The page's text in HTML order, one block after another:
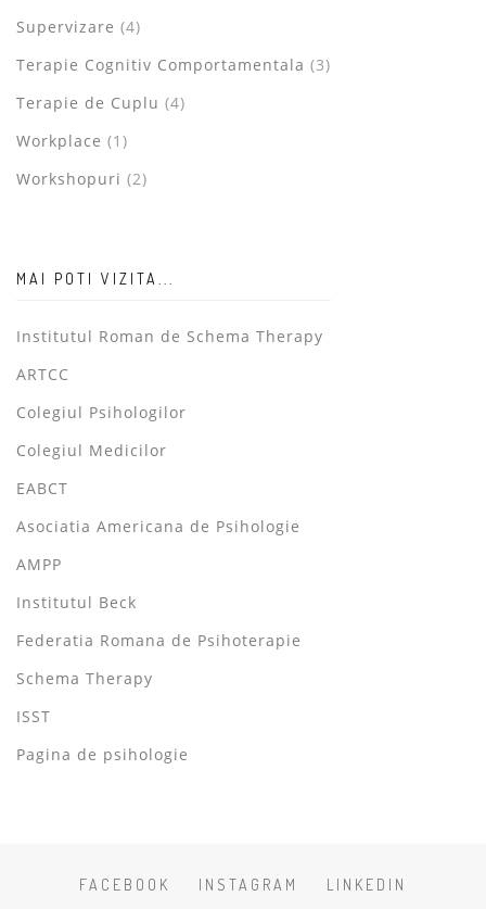
Supervizare (4)
Terapie Cognitiv Comportamentala (3)
Terapie de Cuplu (4)
Workplace (1)
Workshopuri (2)
MAI POTI VIZITA...
Institutul Roman de Schema Therapy
ARTCC
Colegiul Psihologilor
Colegiul Medicilor
EABCT
Asociatia Americana de Psihologie
AMPP
Institutul Beck
Federatia Romana de Psihoterapie
Schema Therapy
ISST
Pagina de psihologie
FACEBOOK INSTAGRAM LINKEDIN